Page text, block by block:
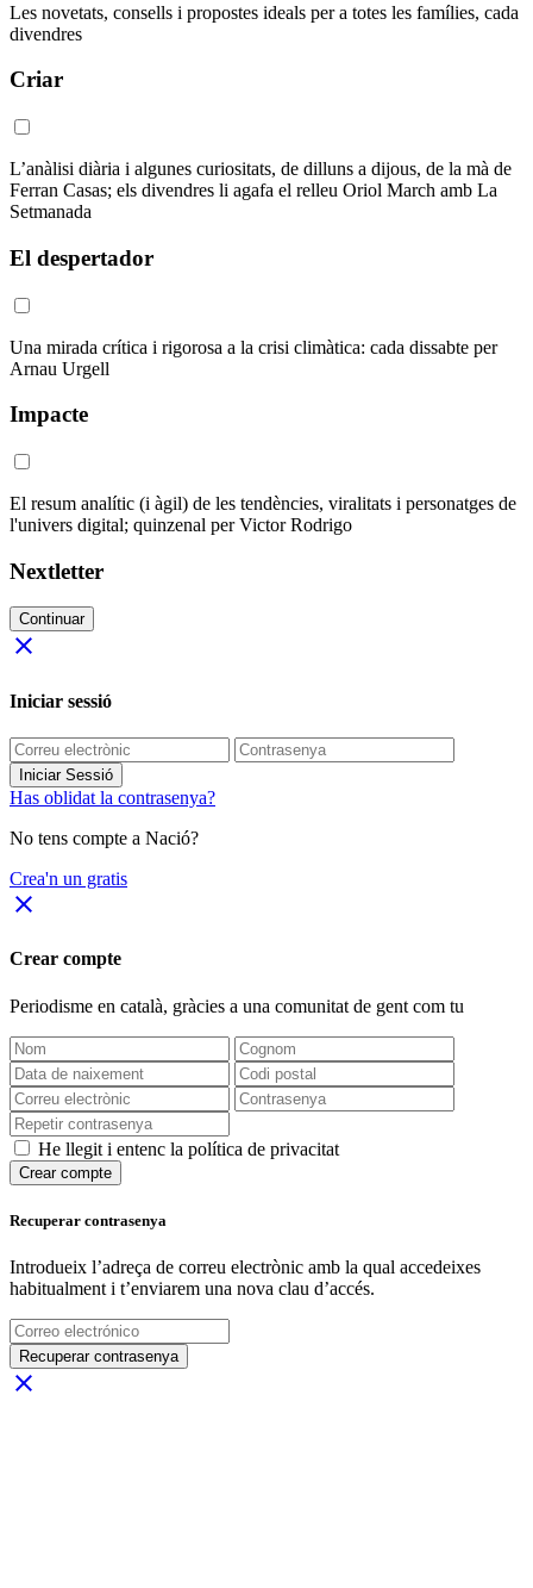
Les novetats, consells i propostes ideals per a totes les famílies, cada
divendres
Criar
L’anàlisi diària i algunes curiositats, de dilluns a dijous, de la mà de
Ferran Casas; els divendres li agafa el relleu Oriol March amb La
Setmanada
El despertador
Una mirada crítica i rigorosa a la crisi climàtica: cada dissabte per
Arnau Urgell
Impacte
El resum analític (i àgil) de les tendències, viralitats i personatges de
l'univers digital; quinzenal per Victor Rodrigo
Nextletter
Continuar
close
Iniciar sessió
Iniciar Sessió
Has oblidat la contrasenya?
No tens compte a Nació?
Crea'n un gratis
close
Crear compte
Periodisme en català, gràcies a una comunitat de gent com tu
He llegit i entenc la política de privacitat
Crear compte
Recuperar contrasenya
Introdueix l’adreça de correu electrònic amb la qual accedeixes
habitualment i t’enviarem una nova clau d’accés.
Recuperar contrasenya
close